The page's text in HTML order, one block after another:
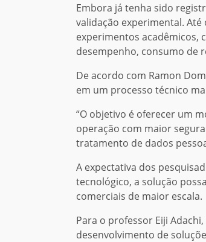
Embora já tenha sido
validação experimental.
experimentos acadêmicos,
desempenho, consumo de
De acordo com Ramon
em um processo técnico
“O objetivo é oferecer um
operação com maior
tratamento de dados
A expectativa dos
tecnológico, a solução
comerciais de maior escala.
Para o professor Eiji
desenvolvimento de